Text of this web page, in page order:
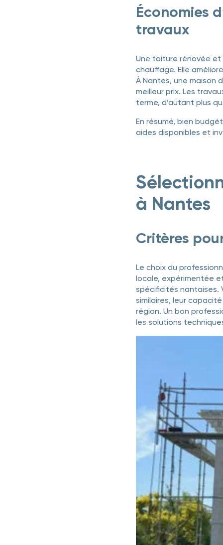
Économies
travaux
Une toiture rénovée et
chauffage. Elle
À Nantes, une maison
meilleur prix. Les
terme, d’autant plus
En résumé, bien
aides disponibles et
à Nantes
Critères
Le choix du
locale, expérimentée
spécificités nantaises.
similaires, leur
région. Un bon
les solutions